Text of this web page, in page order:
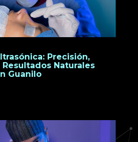
Precisión,
Naturales
Guanilo